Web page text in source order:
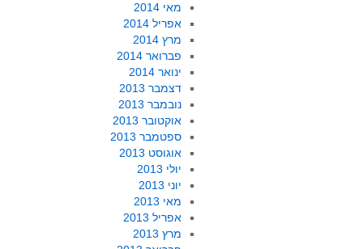
מאי 2014
אפריל 2014
מרץ 2014
פברואר 2014
ינואר 2014
דצמבר 2013
נובמבר 2013
אוקטובר 2013
ספטמבר 2013
אוגוסט 2013
יולי 2013
יוני 2013
מאי 2013
אפריל 2013
מרץ 2013